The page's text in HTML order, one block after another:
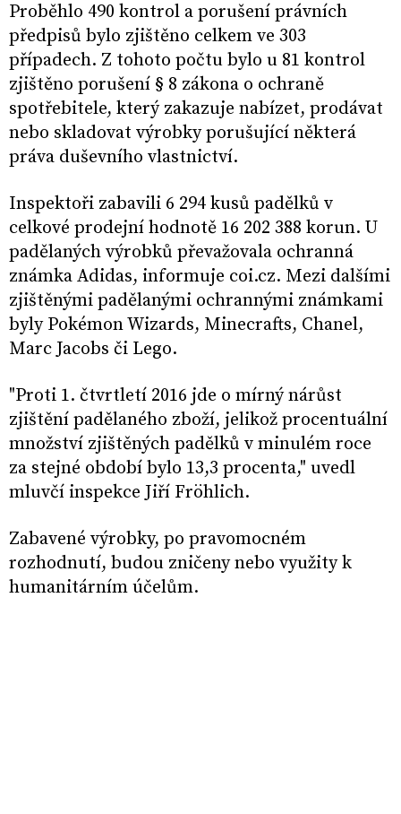
Proběhlo 490 kontrol a porušení právních
předpisů bylo zjištěno celkem ve 303
případech. Z tohoto počtu bylo u 81 kontrol
zjištěno porušení § 8 zákona o ochraně
spotřebitele, který zakazuje nabízet, prodávat
nebo skladovat výrobky porušující některá
práva duševního vlastnictví.
Inspektoři zabavili 6 294 kusů padělků v
celkové prodejní hodnotě 16 202 388 korun. U
padělaných výrobků převažovala ochranná
známka Adidas, informuje coi.cz. Mezi dalšími
zjištěnými padělanými ochrannými známkami
byly Pokémon Wizards, Minecrafts, Chanel,
Marc Jacobs či Lego.
"Proti 1. čtvrtletí 2016 jde o mírný nárůst
zjištění padělaného zboží, jelikož procentuální
množství zjištěných padělků v minulém roce
za stejné období bylo 13,3 procenta," uvedl
mluvčí inspekce Jiří Fröhlich.
Zabavené výrobky, po pravomocném
rozhodnutí, budou zničeny nebo využity k
humanitárním účelům.